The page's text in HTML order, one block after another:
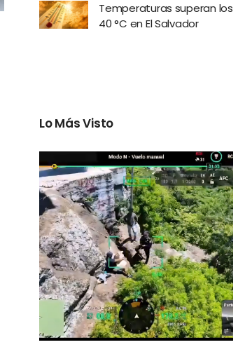
Temperaturas superan los
40 °C en El Salvador
Lo Más Visto